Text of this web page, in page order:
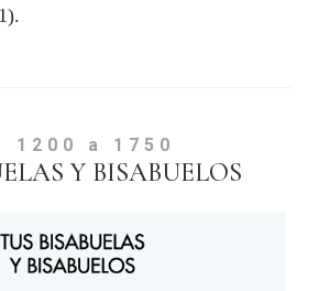
1200 a 1750
Y BISABUELOS